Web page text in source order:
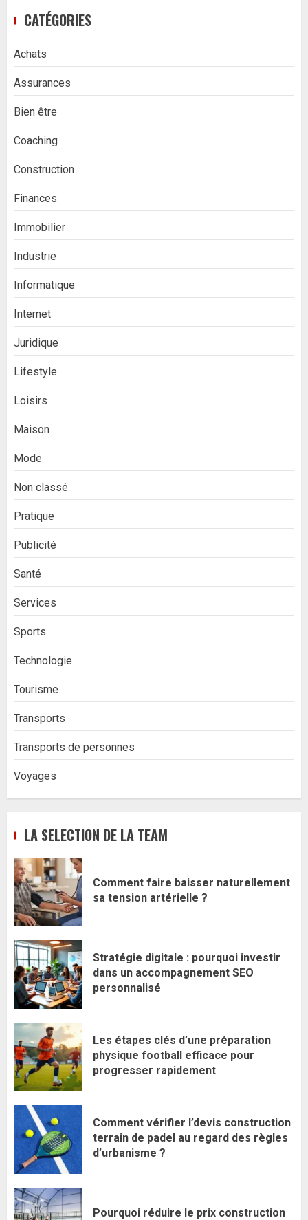
CATÉGORIES
Achats
Assurances
Bien être
Coaching
Construction
Finances
Immobilier
Industrie
Informatique
Internet
Juridique
Lifestyle
Loisirs
Maison
Mode
Non classé
Pratique
Publicité
Santé
Services
Sports
Technologie
Tourisme
Transports
Transports de personnes
Voyages
LA SELECTION DE LA TEAM
Comment faire baisser naturellement
sa tension artérielle ?
Stratégie digitale : pourquoi investir
dans un accompagnement SEO
personnalisé
Les étapes clés d’une préparation
physique football efficace pour
progresser rapidement
Comment vérifier l’devis construction
terrain de padel au regard des règles
d’urbanisme ?
Pourquoi réduire le prix construction